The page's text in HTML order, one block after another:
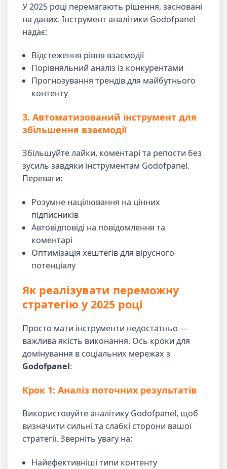
У 2025 році перемагають рішення, засновані
на даних. Інструмент аналітики Godofpanel
надає:
Відстеження рівня взаємодії
Порівняльний аналіз із конкурентами
Прогнозування трендів для майбутнього
контенту
3. Автоматизований інструмент для
збільшення взаємодії
Збільшуйте лайки, коментарі та репости без
зусиль завдяки інструментам Godofpanel.
Переваги:
Розумне націлювання на цінних
підписників
Автовідповіді на повідомлення та
коментарі
Оптимізація хештегів для вірусного
потенціалу
Як реалізувати переможну
стратегію у 2025 році
Просто мати інструменти недостатньо —
важлива якість виконання. Ось кроки для
домінування в соціальних мережах з
Godofpanel:
Крок 1: Аналіз поточних результатів
Використовуйте аналітику Godofpanel, щоб
визначити сильні та слабкі сторони вашої
стратегії. Зверніть увагу на:
Найефективніші типи контенту